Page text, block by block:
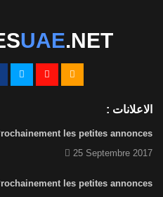
UAE.NET
الاعلانات :
les petites annonces
25 Septembre 2017
les petites annonces